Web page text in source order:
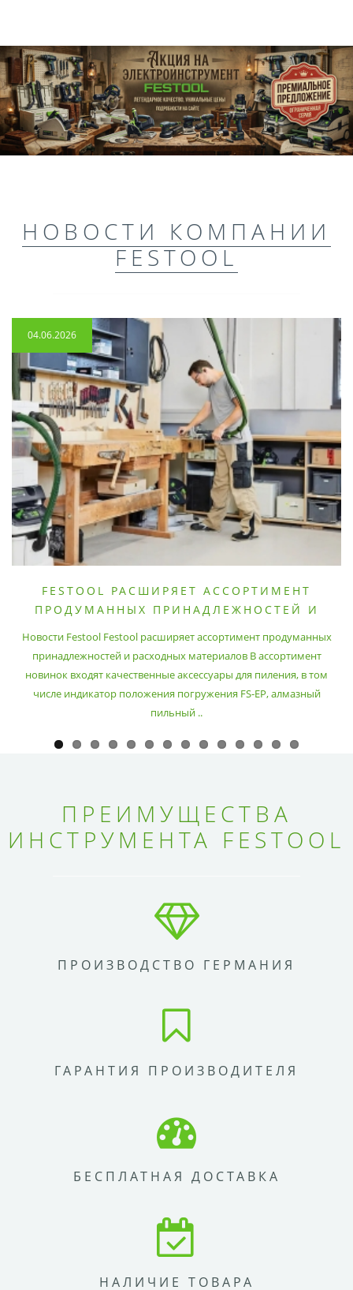
НОВОСТИ КОМПАНИИ
FESTOOL
04.06.2026
FESTOOL РАСШИРЯЕТ АССОРТИМЕНТ
ПРОДУМАННЫХ ПРИНАДЛЕЖНОСТЕЙ И
Новости Festool Festool расширяет ассортимент продуманных
принадлежностей и расходных материалов В ассортимент
новинок входят качественные аксессуары для пиления, в том
числе индикатор положения погружения FS-EP, алмазный
пильный ..
ПРЕИМУЩЕСТВА
ИНСТРУМЕНТА FESTOOL
ПРОИЗВОДСТВО ГЕРМАНИЯ
ГАРАНТИЯ ПРОИЗВОДИТЕЛЯ
БЕСПЛАТНАЯ ДОСТАВКА
НАЛИЧИЕ ТОВАРА